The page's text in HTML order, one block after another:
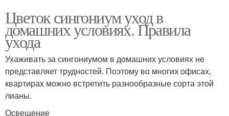
Цветок сингониум уход в
домашних условиях. Правила
ухода
Ухаживать за сингониумом в домашних условиях не
представляет трудностей. Поэтому во многих офисах,
квартирах можно встретить разнообразные сорта этой
лианы.
Освещение